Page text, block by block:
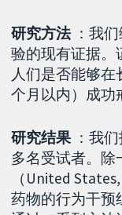
研究方法：我们
验的现有证据。
人们是否能够
个月以内）成功
研究结果 ：我
多名受试者。除
（United
药物的行为干预